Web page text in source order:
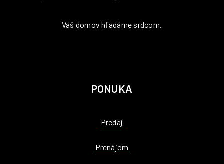
Váš domov hľadáme srdcom.
PONUKA
Predaj
Prenájom